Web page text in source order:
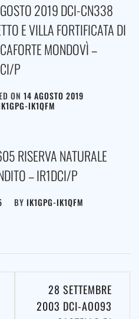
2019 DCI-CN338
E VILLA FORTIFICATA DI
MONDOVÌ –
P
ON 14 AGOSTO 2019
IK1QFM
RISERVA NATURALE
– IR1DCI/P
BY IK1GPG-IK1QFM
28 SETTEMBRE
2003 DCI-AO093